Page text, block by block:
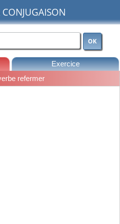
OK
Exercice
refermer